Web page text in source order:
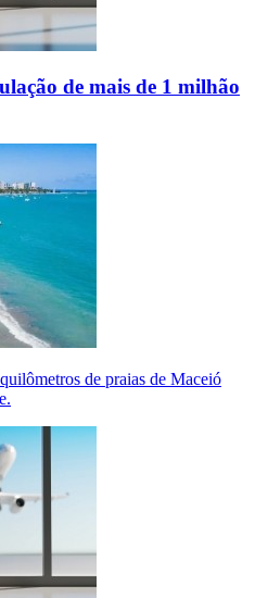
de mais de 1 milhão
de praias de Maceió